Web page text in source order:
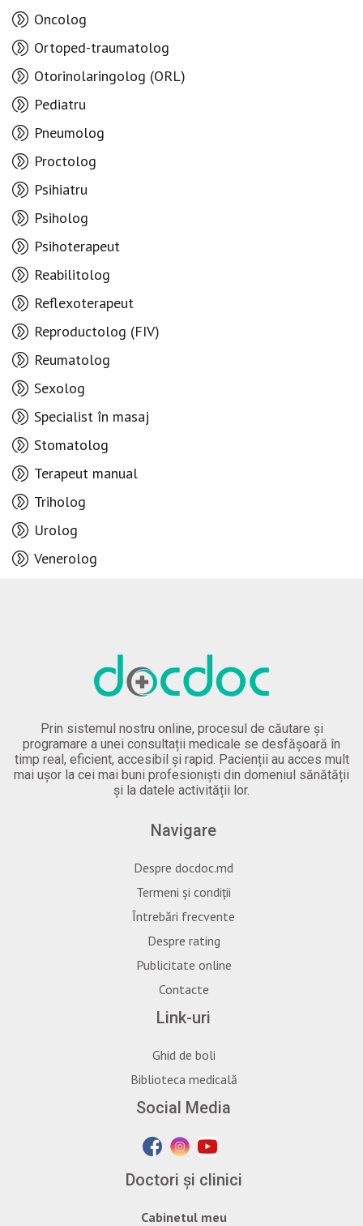
Oncolog
Ortoped-traumatolog
Otorinolaringolog (ORL)
Pediatru
Pneumolog
Proctolog
Psihiatru
Psiholog
Psihoterapeut
Reabilitolog
Reflexoterapeut
Reproductolog (FIV)
Reumatolog
Sexolog
Specialist în masaj
Stomatolog
Terapeut manual
Triholog
Urolog
Venerolog
Prin sistemul nostru online, procesul de căutare și
programare a unei consultații medicale se desfășoară în
timp real, eficient, accesibil și rapid. Pacienții au acces mult
mai ușor la cei mai buni profesioniști din domeniul sănătății
și la datele activității lor.
Navigare
Despre docdoc.md
Termeni și condiții
Întrebări frecvente
Despre rating
Publicitate online
Contacte
Link-uri
Ghid de boli
Biblioteca medicală
Social Media
Doctori și clinici
Cabinetul meu